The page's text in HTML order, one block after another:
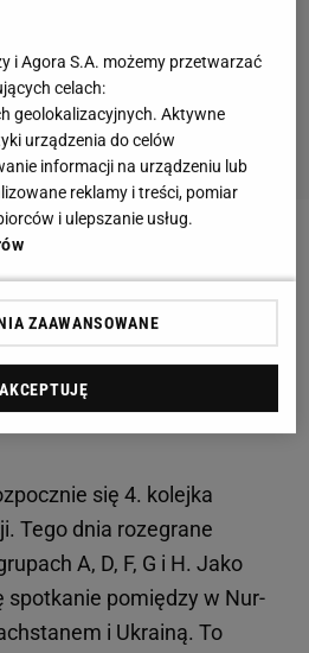
musi szyć, bo wciąż ma
piłkarzy"
seria meczów
w Katarze. Hit w grupie
się 4. kolejka
Tego dnia rozegrane
A, D, F, G i H. Jako
spotkanie pomiędzy w Nur-
i Ukrainą. To
i Agora S.A. możemy przetwarzać
celach:
geolokalizacyjnych. Aktywne
urządzenia do celów
informacji na urządzeniu lub
reklamy i treści, pomiar
i ulepszanie usług.
ZAAWANSOWANE
AKCEPTUJĘ